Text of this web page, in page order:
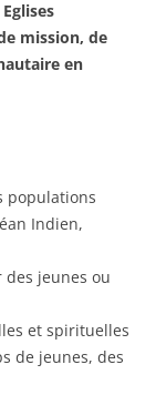
mission, de
en
populations
Indien,
des jeunes ou
et spirituelles
de jeunes, des